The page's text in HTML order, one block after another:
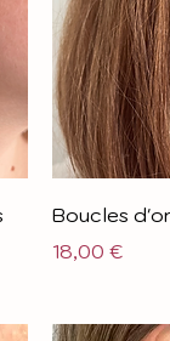
Boucles
Prix
18,00 €